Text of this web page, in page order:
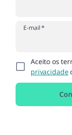
E-mail*
Aceito os
privacidade